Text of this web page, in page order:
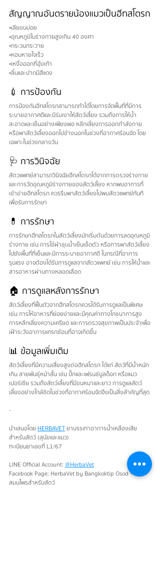
สัญญาณอันตรายน้องแมวเป็นฮีทสโตรก
▫️เลียขนบ่อย
▫️อุณหภูมิในร่างกายสูงเกิน 40 องศา
▫️กระวนกระวาย
▫️หอบหายใจเร็ว
▫️เหงื่อออกที่อุ้งเท้า
▫️ลิ้นและปากมีสีแดง
💉 การป้องกัน
การป้องกันฮีทสโตรกสามารถทำได้โดยการจัดพื้นที่ที่มีการ
ระบายอากาศดีและมีร่มเงาให้สัตว์เลี้ยง รวมถึงการให้น้ำ
สะอาดและเย็นอย่างเพียงพอ หลีกเลี่ยงการออกกำลังกาย
หรือพาสัตว์เลี้ยงออกไปข้างนอกในช่วงที่อากาศร้อนจัด โดย
เฉพาะในช่วงกลางวัน
🩺 การวินิจฉัย
สัตวแพทย์สามารถวินิจฉัยฮีทสโตรกได้จากการตรวจร่างกาย
และการวัดอุณหภูมิร่างกายของสัตว์เลี้ยง หากพบอาการที่
เข้าข่ายฮีทสโตรก ควรรีบพาสัตว์เลี้ยงไปพบสัตวแพทย์ทันที
เพื่อรับการรักษา
💊 การรักษา
การรักษาฮีทสโตรกในสัตว์เลี้ยงมักเริ่มต้นด้วยการลดอุณหภูมิ
ร่างกาย เช่น การใช้ผ้าชุบน้ำเย็นเช็ดตัว หรือการพาสัตว์เลี้ยง
ไปยังพื้นที่ที่เย็นและมีการระบายอากาศดี ในกรณีที่อาการ
รุนแรง อาจต้องได้รับการดูแลจากสัตวแพทย์ เช่น การให้น้ำและ
สารอาหารผ่านทางหลอดเลือด
🏠 การดูแลหลังการรักษา
สัตว์เลี้ยงที่ฟื้นตัวจากฮีทสโตรกควรได้รับการดูแลเป็นพิเศษ
เช่น การให้อาหารที่ย่อยง่ายและมีคุณค่าทางโภชนาการสูง
การหลีกเลี่ยงความเครียด และการตรวจสุขภาพเป็นประจำเพื่อ
เฝ้าระวังอาการแทรกซ้อนที่อาจเกิดขึ้น
📊 ข้อมูลเพิ่มเติม
สัตว์เลี้ยงที่มีความเสี่ยงสูงต่อฮีทสโตรก ได้แก่ สัตว์ที่มีน้ำหนัก
เกิน สายพันธุ์หน้าสั้น เช่น ปั๊กและเฟรนช์บูลด็อก หรือแมว
เปอร์เซีย รวมถึงสัตว์เลี้ยงที่มีขนหนาและยาว การดูแลสัตว์
เลี้ยงอย่างใกล้ชิดในช่วงที่อากาศร้อนจัดจึงเป็นสิ่งสำคัญที่สุด
-
นำเสนอโดย HERBAVET ยาบรรเทาอาการน้ำเหลืองเสีย
สำหรับสัตว์ (สุนัขและแมว)
ทะเบียนยาเลขที่ L1/67
LINE Official Account: @HerbaVet
Facebook Page: HerbaVet by Bangkoktip Osod -
สมุนไพรสำหรับสัตว์